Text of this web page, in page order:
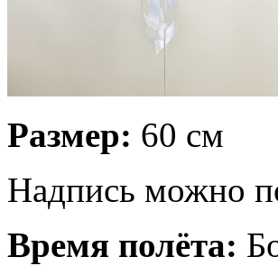
Размер: 60 см
Надпись можно
Время полёта: